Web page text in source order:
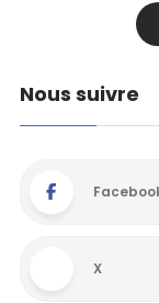
Nous suivre
X